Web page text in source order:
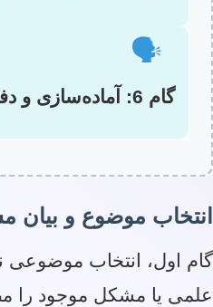
🗣️
گام 6: آماده‌سازی و دفاع موفق از پایان‌نامه
انتخاب موضوع و بیان
گام اول، انتخاب موضوعی
علمی یا مشکل موجود را